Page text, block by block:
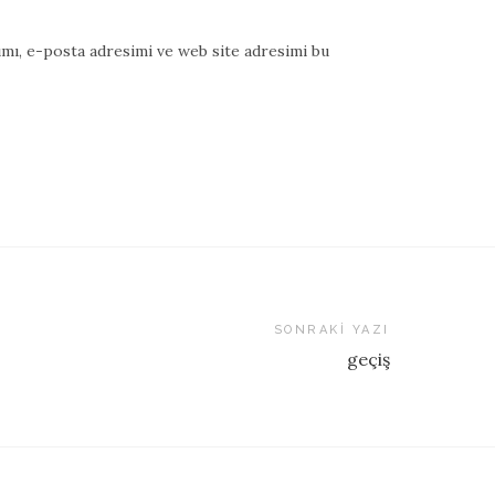
e-posta adresimi ve web site adresimi bu
SONRAKI YAZI
geçiş